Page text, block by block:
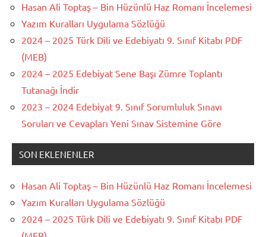
Hasan Ali Toptaş – Bin Hüzünlü Haz Romanı İncelemesi
Yazım Kuralları Uygulama Sözlüğü
2024 – 2025 Türk Dili ve Edebiyatı 9. Sınıf Kitabı PDF
(MEB)
2024 – 2025 Edebiyat Sene Başı Zümre Toplantı
Tutanağı İndir
2023 – 2024 Edebiyat 9. Sınıf Sorumluluk Sınavı
Soruları ve Cevapları Yeni Sınav Sistemine Göre
SON EKLENENLER
Hasan Ali Toptaş – Bin Hüzünlü Haz Romanı İncelemesi
Yazım Kuralları Uygulama Sözlüğü
2024 – 2025 Türk Dili ve Edebiyatı 9. Sınıf Kitabı PDF